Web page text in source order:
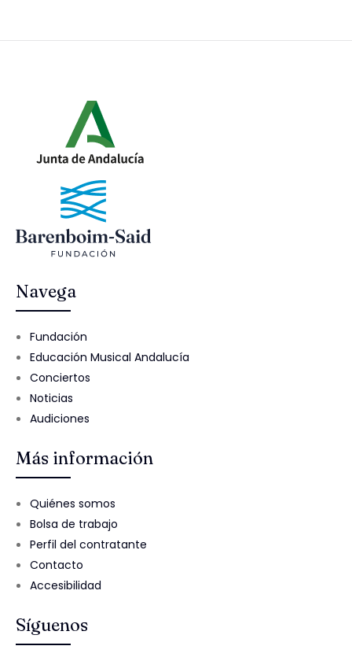
Navega
Fundación
Educación Musical Andalucía
Conciertos
Noticias
Audiciones
Más información
Quiénes somos
Bolsa de trabajo
Perfil del contratante
Contacto
Accesibilidad
Síguenos